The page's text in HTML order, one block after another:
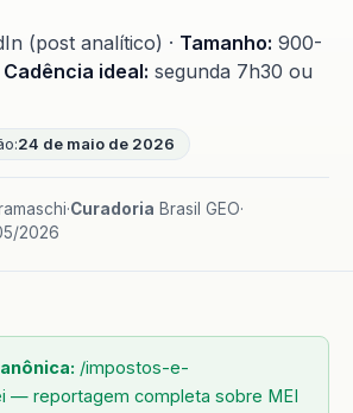
(post analítico) · Tamanho: 900-
Cadência ideal: segunda 7h30 ou
24 de maio de 2026
·Curadoria Brasil GEO·
2026
/impostos-e-
— reportagem completa sobre MEI